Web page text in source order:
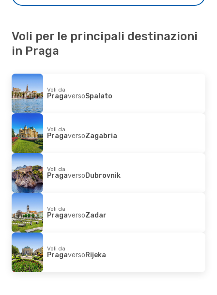
Voli per le principali destinazioni
in Praga
Voli da
PragaversoSpalato
Voli da
PragaversoZagabria
Voli da
PragaversoDubrovnik
Voli da
PragaversoZadar
Voli da
PragaversoRijeka